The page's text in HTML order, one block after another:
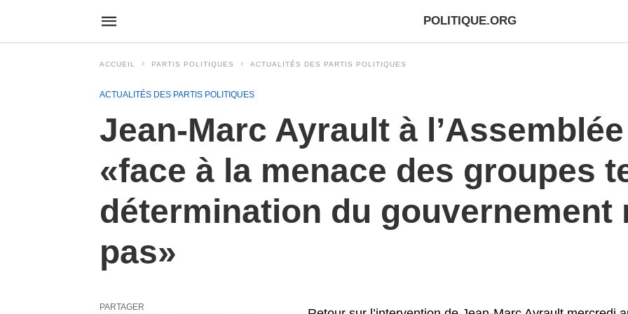
POLITIQUE.ORG
ACCUEIL PARTIS POLITIQUES ACTUALITÉS DES PARTIS POLITIQUES
ACTUALITÉS DES PARTIS POLITIQUES
Jean-Marc Ayrault à
«face à la menace des groupes
détermination du gouvernement
pas»
PARTAGER